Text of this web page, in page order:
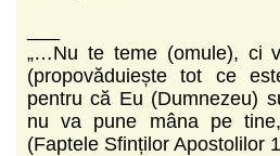
„…Nu te teme (omule), ci
(propovăduiește tot ce
pentru că Eu (Dumnezeu)
nu va pune mâna pe
(Faptele Sfinților Apostolilor